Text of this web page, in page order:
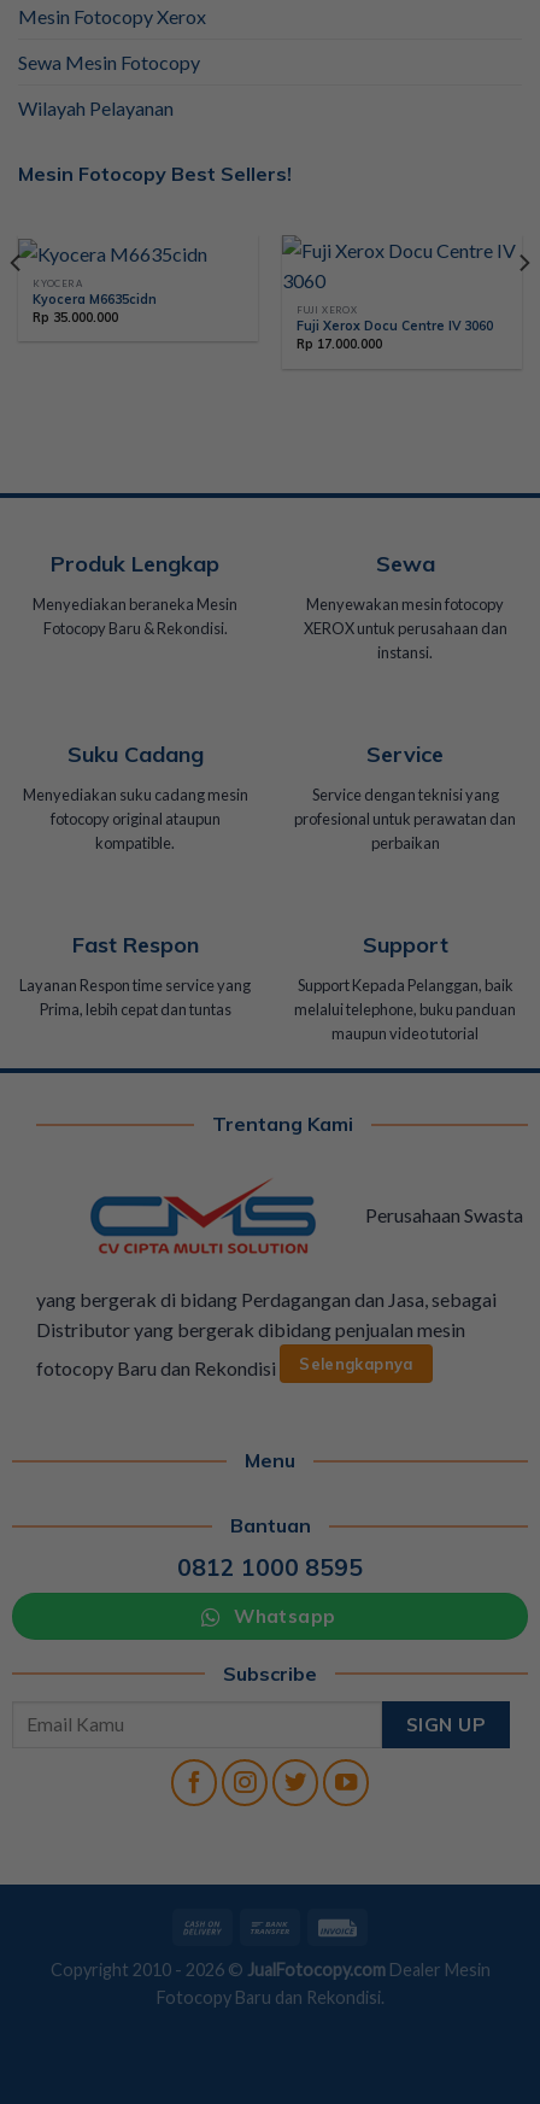
Mesin Fotocopy Xerox
Sewa Mesin Fotocopy
Wilayah Pelayanan
Mesin Fotocopy Best Sellers!
KYOCERA
Kyocera M6635cidn
Rp 35.000.000 FUJI XEROX
Fuji Xerox Docu Centre IV 3060
Rp 17.000.000
Produk Lengkap
Menyediakan beraneka Mesin
Fotocopy Baru & Rekondisi.
Sewa
Menyewakan mesin fotocopy
XEROX untuk perusahaan dan
instansi.
Suku Cadang
Menyediakan suku cadang mesin
fotocopy original ataupun
kompatible.
Service
Service dengan teknisi yang
profesional untuk perawatan dan
perbaikan
Fast Respon
Layanan Respon time service yang
Prima, lebih cepat dan tuntas
Support
Support Kepada Pelanggan, baik
melalui telephone, buku panduan
maupun video tutorial
Trentang Kami
Perusahaan Swasta
yang bergerak di bidang Perdagangan dan Jasa, sebagai
Distributor yang bergerak dibidang penjualan mesin
fotocopy Baru dan Rekondisi
Selengkapnya
Menu
Bantuan
0812 1000 8595
Whatsapp
Subscribe
Copyright 2010 - 2026 © JualFotocopy.comDealer Mesin
Fotocopy Baru dan Rekondisi.